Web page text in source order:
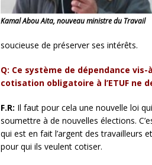
Kamal Abou Aita, nouveau ministre du Travail
soucieuse de préserver ses intérêts.
Q: Ce système de dépendance
cotisation obligatoire à l’ETUF ne
F.R: Il faut pour cela une nouvelle loi
soumettre à de nouvelles élections.
qui est en fait l’argent des travailleurs
pour qui ils veulent cotiser.